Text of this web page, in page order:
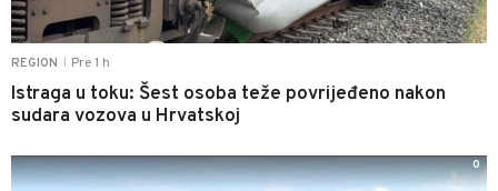
REGION Pre 1 h
Istraga u toku: Šest osoba teže povrijeđeno nakon
sudara vozova u Hrvatskoj
0